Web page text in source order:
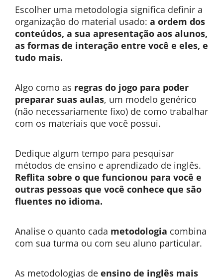
Escolher uma metodologia significa definir a
organização do material usado: a ordem dos
conteúdos, a sua apresentação aos alunos,
as formas de interação entre você e eles, e
tudo mais.
Algo como as regras do jogo para poder
preparar suas aulas, um modelo genérico
(não necessariamente fixo) de como trabalhar
com os materiais que você possui.
Dedique algum tempo para pesquisar
métodos de ensino e aprendizado de inglês.
Reflita sobre o que funcionou para você e
outras pessoas que você conhece que são
fluentes no idioma.
Analise o quanto cada metodologia combina
com sua turma ou com seu aluno particular.
As metodologias de ensino de inglês mais